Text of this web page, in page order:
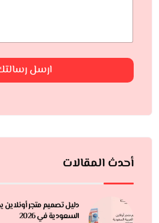
ارسل
أحدث المقالات
دليل تصميم متجر أونلاين
السعودية في 2026